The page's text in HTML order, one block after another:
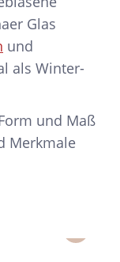
Glas
und
als Winter-
und Maß
Merkmale